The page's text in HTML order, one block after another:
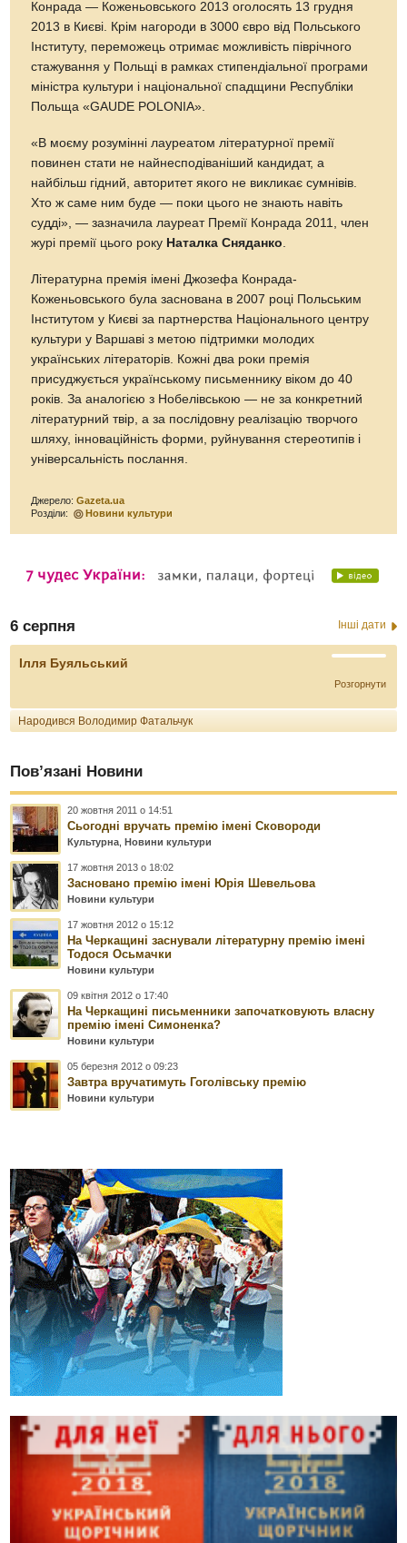
Конрада — Коженьовського 2013 оголосять 13 грудня
2013 в Києві. Крім нагороди в 3000 євро від Польського
Інституту, переможець отримає можливість піврічного
стажування у Польщі в рамках стипендіальної програми
міністра культури і національної спадщини Республіки
Польща «GAUDE POLONIA».
«В моєму розумінні лауреатом літературної премії
повинен стати не найнесподіваніший кандидат, а
найбільш гідний, авторитет якого не викликає сумнівів.
Хто ж саме ним буде — поки цього не знають навіть
судді», — зазначила лауреат Премії Конрада 2011, член
журі премії цього року Наталка Сняданко
Літературна премія імені Джозефа Конрада-
Коженьовського була заснована в 2007 році Польським
Інститутом у Києві за партнерства Національного центру
культури у Варшаві з метою підтримки молодих
українських літераторів. Кожні два роки премія
присуджується українському письменнику віком до 40
років. За аналогією з Нобелівською — не за конкретний
літературний твір, а за послідовну реалізацію творчого
шляху, інноваційність форми, руйнування стереотипів і
універсальність послання.
ukrajinskih-
yaki-
konra/529656">Gazeta.ua</a>
Джерело:Gazeta.ua
Розділи:
Новини культури
6 серпня Інші дати
Ілля Буяльський
Розгорнути
Народився Володимир Фатальчук
Пов’язані Новини
20 жовтня 2011 о 14:51
Сьогодні вручать премію імені Сковороди
Культурна ,Новини культури
17 жовтня 2013 о 18:02
Засновано премію імені Юрія Шевельова
Новини культури
17 жовтня 2012 о 15:12
На Черкащині заснували літературну премію імені
Тодося Осьмачки
Новини культури
09 квітня 2012 о 17:40
На Черкащині письменники започатковують власну
премію імені Симоненка?
Новини культури
05 березня 2012 о 09:23
Завтра вручатимуть Гоголівську премію
Новини культури